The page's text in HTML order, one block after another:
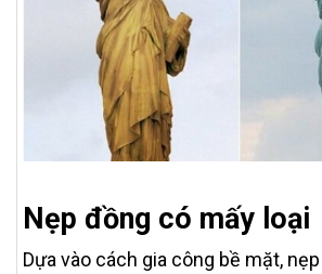
Nẹp đồng có mấy loại
Dựa vào cách gia công bề mặt,